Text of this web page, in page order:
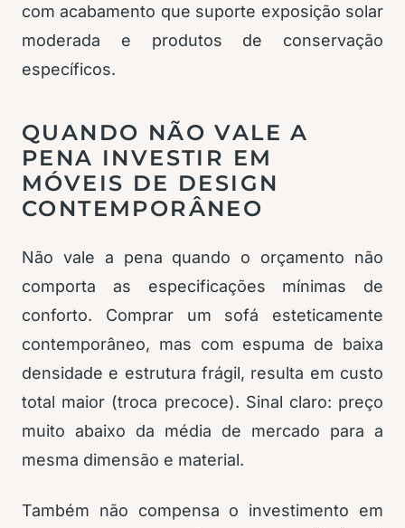
com acabamento que suporte exposição solar
moderada e produtos de conservação
específicos.
QUANDO NÃO VALE A
PENA INVESTIR EM
MÓVEIS DE DESIGN
CONTEMPORÂNEO
Não vale a pena quando o orçamento não
comporta as especificações mínimas de
conforto. Comprar um sofá esteticamente
contemporâneo, mas com espuma de baixa
densidade e estrutura frágil, resulta em custo
total maior (troca precoce). Sinal claro: preço
muito abaixo da média de mercado para a
mesma dimensão e material.
Também não compensa o investimento em